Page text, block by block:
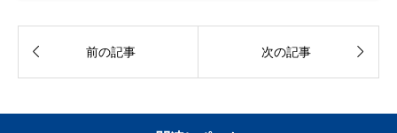
 前の記事 次の記事 